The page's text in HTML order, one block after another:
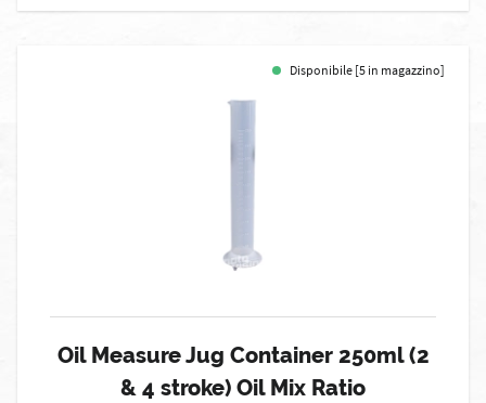
Disponibile [5 in magazzino]
Oil Measure Jug Container 250ml (2
& 4 stroke) Oil Mix Ratio